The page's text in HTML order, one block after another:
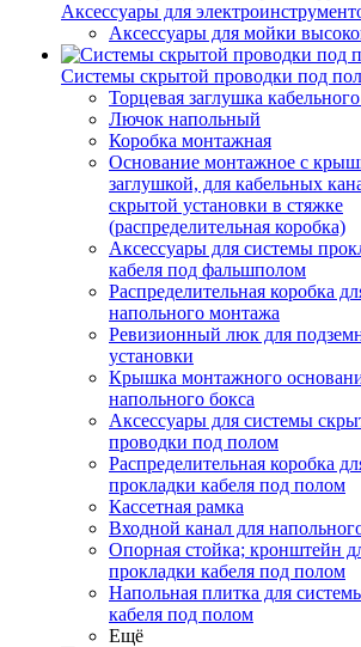
Аксессуары для
Аксессуары для мойки
Системы скрытой проводки под
Торцевая заглушка
Лючок напольный
Коробка монтажная
Основание монтажное с
заглушкой, для кабельных
скрытой установки в стяжке
(распределительная коробка)
Аксессуары для системы
кабеля под фальшполом
Распределительная коробка
напольного монтажа
Ревизионный люк для
установки
Крышка монтажного
напольного бокса
Аксессуары для системы
проводки под полом
Распределительная коробка
прокладки кабеля под полом
Кассетная рамка
Входной канал для
Опорная стойка; кронштейн
прокладки кабеля под полом
Напольная плитка для
кабеля под полом
Ещё